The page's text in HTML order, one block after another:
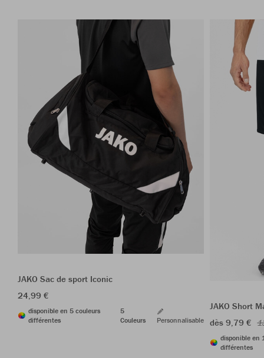
JAKO Sac de sport Iconic
24,99 €
disponible en 5 couleurs
différentes
5
Couleurs
Personnalisable
JAKO Short
dès 9,79 €
disponible en
différentes